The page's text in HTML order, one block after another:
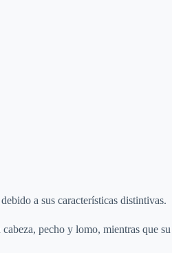
a sus características distintivas.
pecho y lomo, mientras que